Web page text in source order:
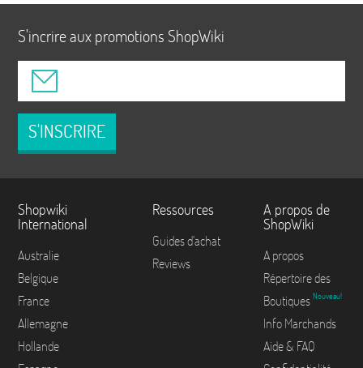
S'incrire aux promotions ShopWiki
S'INSCRIRE
Shopwiki
International
Australie
Belgique
France
Allemagne
Hollande
Ressources
Guides d'achat
Reviews
A propos de
ShopWiki
A propos
Répertoire des
Boutiques Nouveau!
Info Marchands
Aide & FAQ